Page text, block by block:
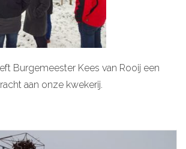
Burgemeester Kees van Rooij een
aan onze kwekerij.